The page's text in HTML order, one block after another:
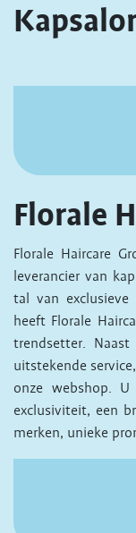
Florale
Florale Haircare
leverancier van
tal van exclusieve
heeft Florale
trendsetter.
uitstekende
onze webshop.
exclusiviteit, een
merken, unieke